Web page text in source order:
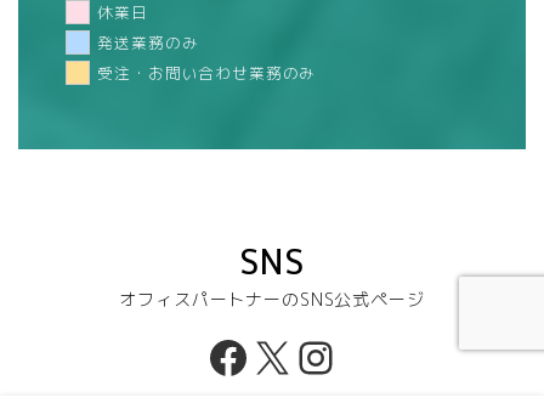
休業日
発送業務のみ
受注・お問い合わせ業務のみ
SNS
オフィスパートナーのSNS公式ページ
Facebook
X Instagram